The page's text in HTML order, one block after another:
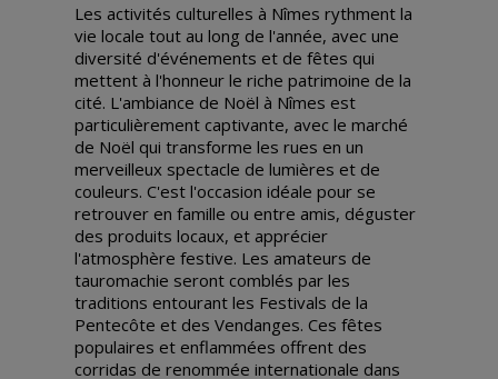
Les activités culturelles à Nîmes rythment la
vie locale tout au long de l'année, avec une
diversité d'événements et de fêtes qui
mettent à l'honneur le riche patrimoine de la
cité. L'ambiance de Noël à Nîmes est
particulièrement captivante, avec le marché
de Noël qui transforme les rues en un
merveilleux spectacle de lumières et de
couleurs. C'est l'occasion idéale pour se
retrouver en famille ou entre amis, déguster
des produits locaux, et apprécier
l'atmosphère festive. Les amateurs de
tauromachie seront comblés par les
traditions entourant les Festivals de la
Pentecôte et des Vendanges. Ces fêtes
populaires et enflammées offrent des
corridas de renommée internationale dans